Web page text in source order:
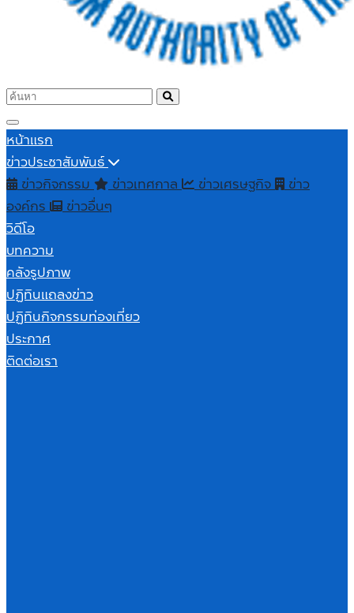
หน้าแรก
ข่าวประชาสัมพันธ์
ข่าวกิจกรรม
ข่าวเทศกาล ข่าวเศรษฐกิจ ข่าว
องค์กร
ข่าวอื่นๆ
วิดีโอ
บทความ
คลังรูปภาพ
ปฏิทินแถลงข่าว
ปฏิทินกิจกรรมท่องเที่ยว
ประกาศ
ติดต่อเรา